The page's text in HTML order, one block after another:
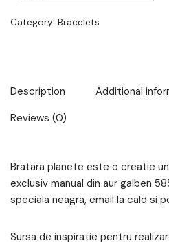
Category: Bracelets
Description
Additional
Reviews (0)
Bratara planete este o creatie
exclusiv manual din aur galben
speciala neagra, email la cald si
Sursa de inspiratie pentru